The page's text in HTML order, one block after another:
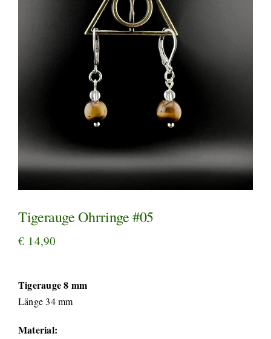
Tigerauge Ohrringe #05
€ 14,90
Tigerauge 8 mm
Länge 34 mm
Material: